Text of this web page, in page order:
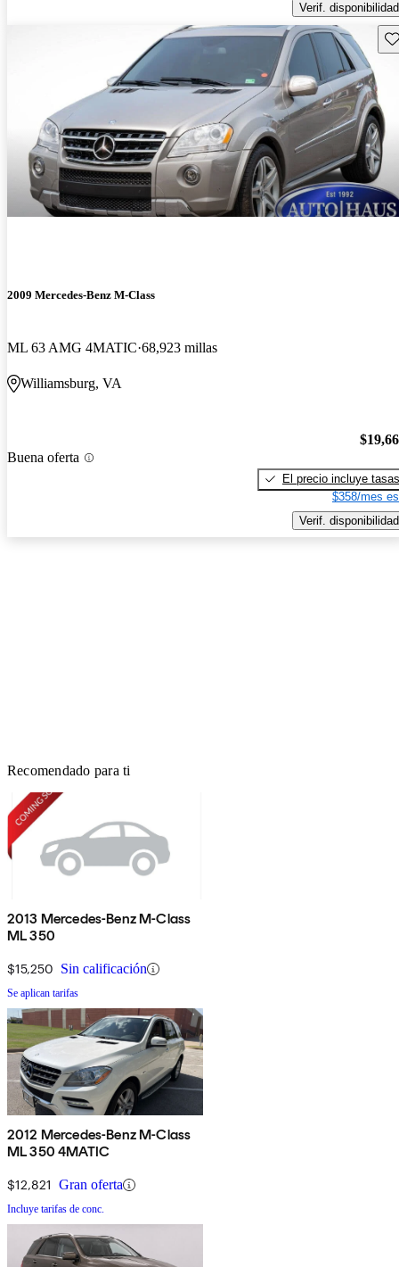
Verif. disponibilidad
2009 Mercedes-Benz M-Class
ML 63 AMG 4MATIC 68,923 millas
Williamsburg, VA
Buena oferta
El precio incluye tasas
$358/mes
Verif. disponibilidad
Recomendado para ti
2013 Mercedes-Benz M-Class
ML 350
$15,250 Sin calificación
Se aplican tarifas
2012 Mercedes-Benz M-Class
ML 350 4MATIC
$12,821 Gran oferta
Incluye tarifas de conc.